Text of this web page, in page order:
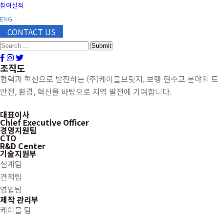
참여실적
ENG
CONTACT US
Submit
조직도
협력과 혁신으로 발전하는 (주)케이블브릿지, 보행 현수교 분야의
안전, 환경, 혁신을 바탕으로 지역 발전에 기여합니다.
대표이사
Chief Executive Officer
경영지원팀
CTO
R&D Center
기술지원부
설계팀
견적팀
영업팀
제작 관리부
케이블 팀